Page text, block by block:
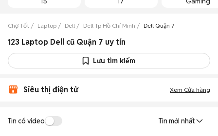
Chợ Tốt Laptop Dell Dell Tp Hồ Chí Minh Dell Quận 7
123 Laptop Dell cũ Quận 7 uy tín
Lưu tìm kiếm
Siêu thị điện tử Xem Cửa hàng
Tin có video Tin mới nhất